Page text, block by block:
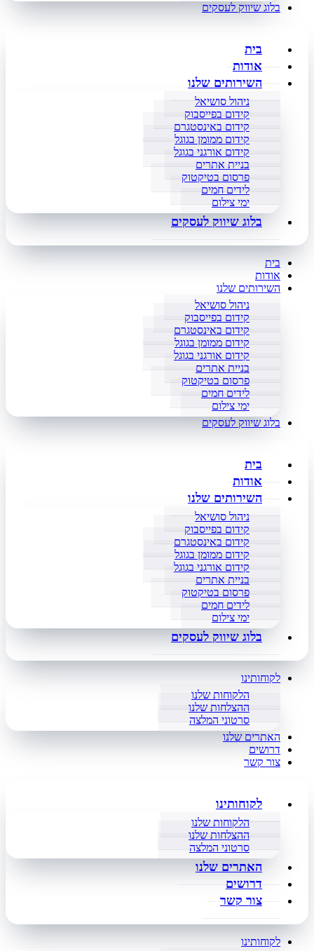
בלוג שיווק לעסקים
בית
אודות
השירותים שלנו
ניהול סושיאל
קידום בפייסבוק
קידום באינסטגרם
קידום ממומן בגוגל
קידום אורגני בגוגל
בניית אתרים
פרסום בטיקטוק
לידים חמים
ימי צילום
בלוג שיווק לעסקים
בית
אודות
השירותים שלנו
ניהול סושיאל
קידום בפייסבוק
קידום באינסטגרם
קידום ממומן בגוגל
קידום אורגני בגוגל
בניית אתרים
פרסום בטיקטוק
לידים חמים
ימי צילום
בלוג שיווק לעסקים
בית
אודות
השירותים שלנו
ניהול סושיאל
קידום בפייסבוק
קידום באינסטגרם
קידום ממומן בגוגל
קידום אורגני בגוגל
בניית אתרים
פרסום בטיקטוק
לידים חמים
ימי צילום
בלוג שיווק לעסקים
לקוחותינו
הלקוחות שלנו
ההצלחות שלנו
סרטוני המלצה
האתרים שלנו
דרושים
צור קשר
לקוחותינו
הלקוחות שלנו
ההצלחות שלנו
סרטוני המלצה
האתרים שלנו
דרושים
צור קשר
לקוחותינו